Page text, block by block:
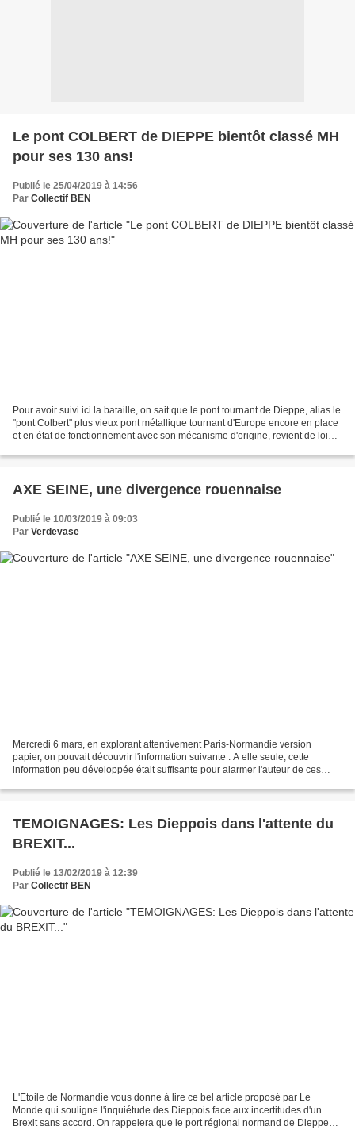
Le pont COLBERT de DIEPPE bientôt classé MH
pour ses 130 ans!
Publié le 25/04/2019 à 14:56
Par Collectif BEN
Pour avoir suivi ici la bataille, on sait que le pont tournant de Dieppe, alias le
"pont Colbert" plus vieux pont métallique tournant d'Europe encore en place
et en état de fonctionnement avec son mécanisme d'origine, revient de loin:
AXE SEINE, une divergence rouennaise
Publié le 10/03/2019 à 09:03
Par Verdevase
Mercredi 6 mars, en explorant attentivement Paris-Normandie version
papier, on pouvait découvrir l'information suivante : A elle seule, cette
information peu développée était suffisante pour alarmer l'auteur de ces
TEMOIGNAGES: Les Dieppois dans l'attente du
BREXIT...
Publié le 13/02/2019 à 12:39
Par Collectif BEN
L'Etoile de Normandie vous donne à lire ce bel article proposé par Le
Monde qui souligne l'inquiétude des Dieppois face aux incertitudes d'un
Brexit sans accord. On rappelera que le port régional normand de Dieppe